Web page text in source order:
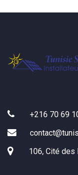
+216 70 69
106, Cité des